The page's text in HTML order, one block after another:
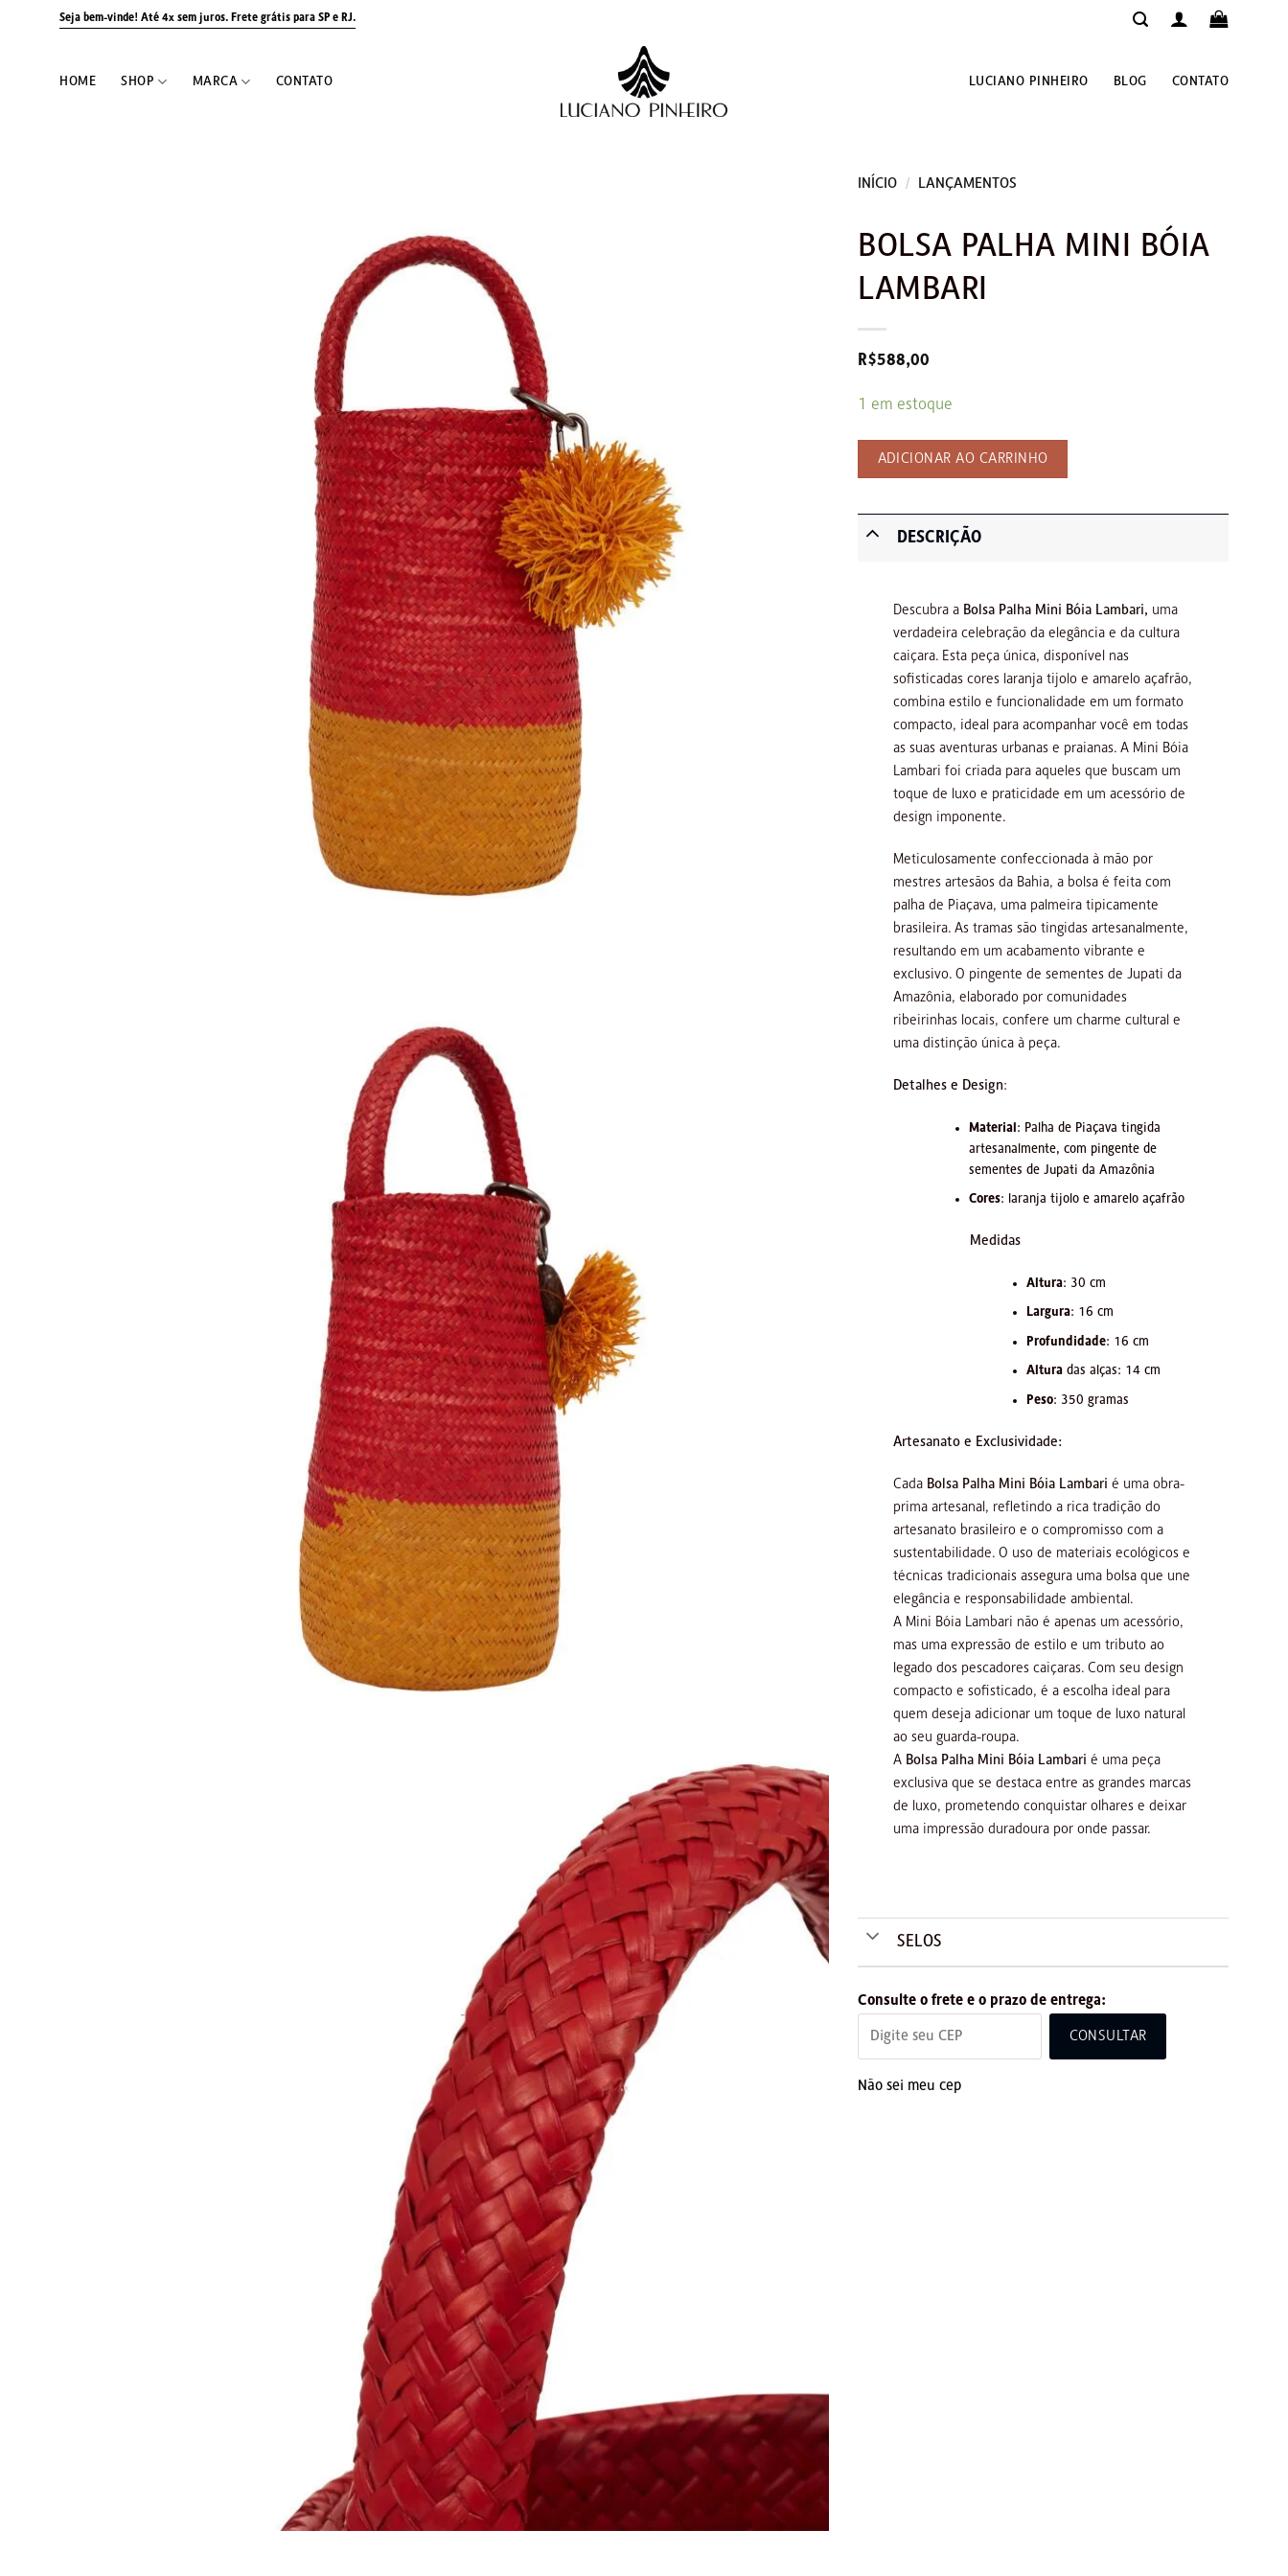
Seja bem-vinde! Até 4x sem juros. Frete grátis para SP e RJ.
HOME SHOP MARCA CONTATO LUCIANO PINHEIRO BLOG CONTATO
INÍCIO / LANÇAMENTOS
BOLSA PALHA MINI BÓIA
LAMBARI
R$588,00
1 em estoque
ADICIONAR AO CARRINHO
DESCRIÇÃO
Descubra a Bolsa Palha Mini Bóia Lambari, uma
verdadeira celebração da elegância e da cultura
caiçara. Esta peça única, disponível nas
sofisticadas cores laranja tijolo e amarelo açafrão,
combina estilo e funcionalidade em um formato
compacto, ideal para acompanhar você em todas
as suas aventuras urbanas e praianas. A Mini Bóia
Lambari foi criada para aqueles que buscam um
toque de luxo e praticidade em um acessório de
design imponente.
Meticulosamente confeccionada à mão por
mestres artesãos da Bahia, a bolsa é feita com
palha de Piaçava, uma palmeira tipicamente
brasileira. As tramas são tingidas artesanalmente,
resultando em um acabamento vibrante e
exclusivo. O pingente de sementes de Jupati da
Amazônia, elaborado por comunidades
ribeirinhas locais, confere um charme cultural e
uma distinção única à peça.
Detalhes e Design:
Material : Palha de Piaçava tingida
artesanalmente, com pingente de
sementes de Jupati da Amazônia
Cores: laranja tijolo e amarelo açafrão
Medidas
Altura: 30 cm
Largura: 16 cm
Profundidade: 16 cm
Alturadas alças: 14 cm
Peso: 350 gramas
Artesanato e Exclusividade:
Cada Bolsa Palha Mini Bóia Lambari é uma obra-
prima artesanal, refletindo a rica tradição do
artesanato brasileiro e o compromisso com a
sustentabilidade. O uso de materiais ecológicos e
técnicas tradicionais assegura uma bolsa que une
elegância e responsabilidade ambiental.
A Mini Bóia Lambari não é apenas um acessório,
mas uma expressão de estilo e um tributo ao
legado dos pescadores caiçaras. Com seu design
compacto e sofisticado, é a escolha ideal para
quem deseja adicionar um toque de luxo natural
ao seu guarda-roupa.
A Bolsa Palha Mini Bóia Lambari é uma peça
exclusiva que se destaca entre as grandes marcas
de luxo, prometendo conquistar olhares e deixar
uma impressão duradoura por onde passar.
SELOS
Consulte o frete e o prazo de entrega:
CONSULTAR
Não sei meu cep